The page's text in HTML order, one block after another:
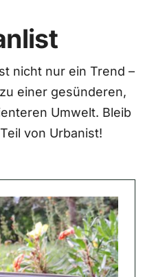
nicht nur ein Trend –
einer gesünderen,
Umwelt. Bleib
von Urbanist!